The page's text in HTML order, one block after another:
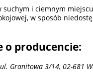
suchym i ciemnym
w sposób
o producencie:
ul. Granitowa 3/14, 02-681